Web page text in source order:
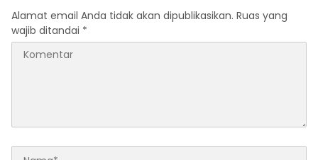
Awards 2026
Alamat email Anda tidak akan dipublikasikan. Ruas yang
wajib ditandai *